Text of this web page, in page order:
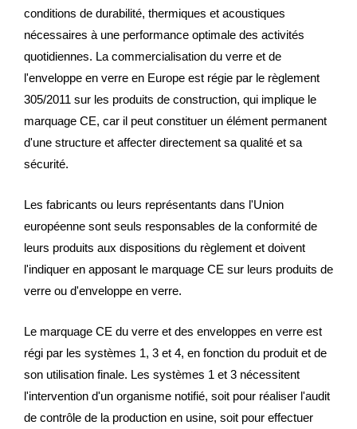
conditions de durabilité, thermiques et acoustiques
nécessaires à une performance optimale des activités
quotidiennes. La commercialisation du verre et de
l'enveloppe en verre en Europe est régie par le règlement
305/2011 sur les produits de construction, qui implique le
marquage CE, car il peut constituer un élément permanent
d'une structure et affecter directement sa qualité et sa
sécurité.
Les fabricants ou leurs représentants dans l'Union
européenne sont seuls responsables de la conformité de
leurs produits aux dispositions du règlement et doivent
l'indiquer en apposant le marquage CE sur leurs produits de
verre ou d'enveloppe en verre.
Le marquage CE du verre et des enveloppes en verre est
régi par les systèmes 1, 3 et 4, en fonction du produit et de
son utilisation finale. Les systèmes 1 et 3 nécessitent
l'intervention d'un organisme notifié, soit pour réaliser l'audit
de contrôle de la production en usine, soit pour effectuer